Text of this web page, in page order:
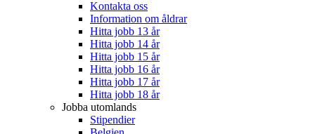
Kontakta oss
Information om åldrar
Hitta jobb 13 år
Hitta jobb 14 år
Hitta jobb 15 år
Hitta jobb 16 år
Hitta jobb 17 år
Hitta jobb 18 år
Jobba utomlands
Stipendier